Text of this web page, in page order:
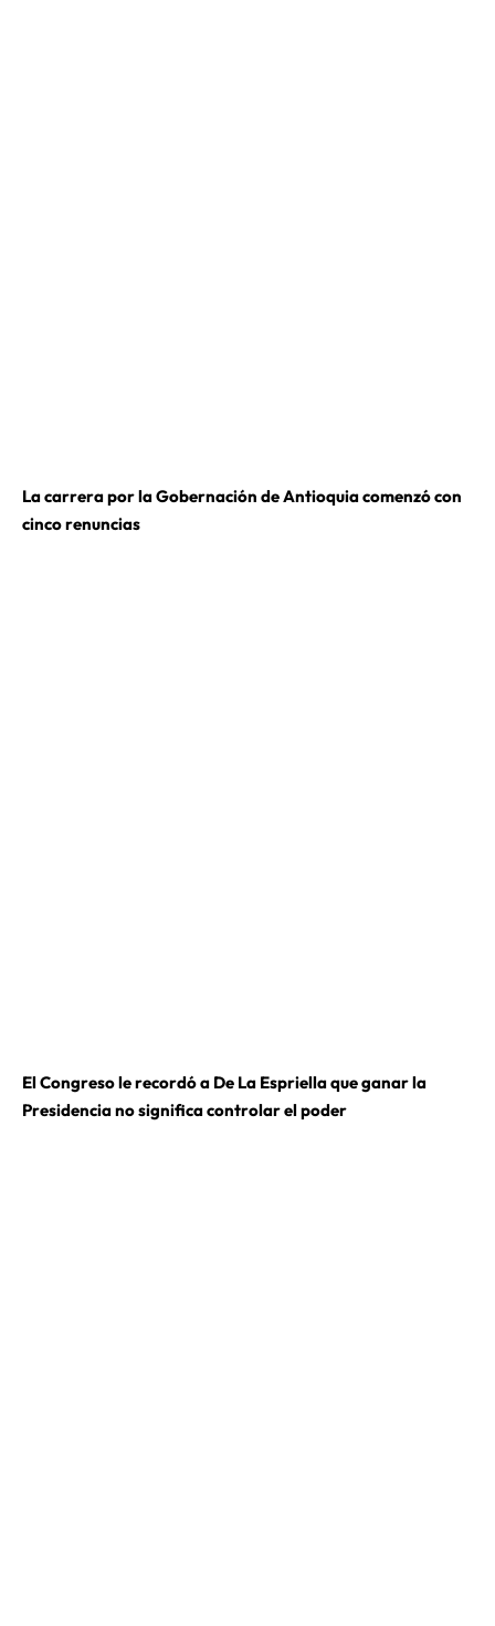
La carrera por la Gobernación de Antioquia comenzó con
cinco renuncias
El Congreso le recordó a De La Espriella que ganar la
Presidencia no significa controlar el poder